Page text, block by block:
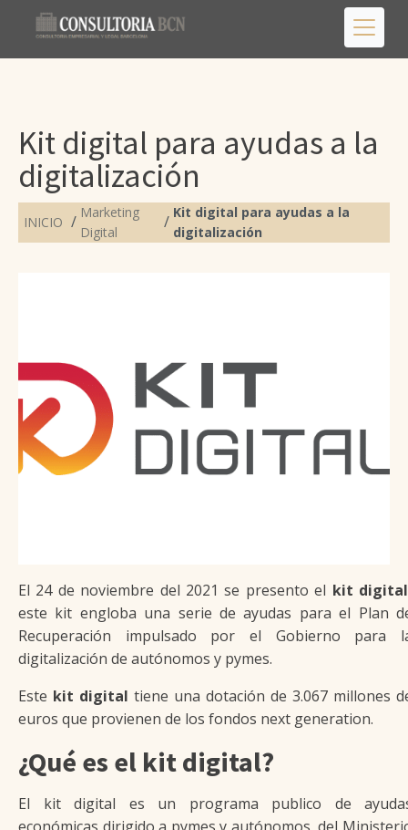
Kit digital para ayudas a la
digitalización
INICIO / Marketing
Digital
/ Kit digital para ayudas a la
digitalización
El 24 de noviembre del 2021 se presento el kit
este kit engloba una serie de ayudas para el Plan
Recuperación impulsado por el Gobierno para
digitalización de autónomos y pymes.
Este kit digital tiene una dotación de 3.067 millones
euros que provienen de los fondos next generation.
¿Qué es el kit digital?
El kit digital es un programa publico de